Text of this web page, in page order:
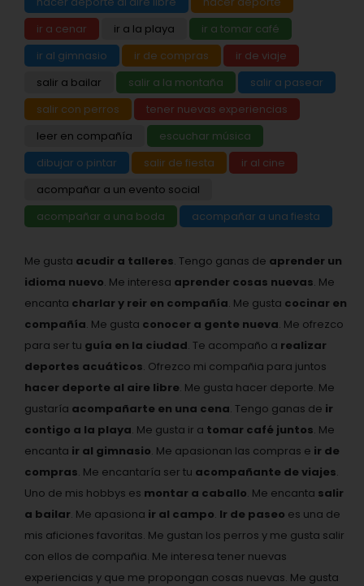
ir a cenar
ir a la playa
ir a tomar café
ir al gimnasio
ir de compras
ir de viaje
salir a bailar
salir a la montaña
salir a pasear
salir con perros
tener nuevas experiencias
leer en compañía
escuchar música
dibujar o pintar
salir de fiesta
ir al cine
acompañar a un evento social
acompañar a una boda
acompañar a una fiesta
Me gusta acudir a talleres. Tengo ganas de aprender un
idioma nuevo. Me interesa aprender cosas nuevas. Me
encanta charlar y reir en compañía. Me gusta cocinar en
compañía. Me gusta conocer a gente nueva. Me ofrezco
para ser tu guía en la ciudad. Te acompaño a realizar
deportes acuáticos. Ofrezco mi compañia para juntos
hacer deporte al aire libre. Me gusta hacer deporte. Me
gustaría acompañarte en una cena. Tengo ganas de ir
contigo a la playa. Me gusta ir a tomar café juntos. Me
encanta ir al gimnasio. Me apasionan las compras e ir de
compras. Me encantaría ser tu acompañante de viajes.
Uno de mis hobbys es montar a caballo. Me encanta salir
a bailar. Me apasiona ir al campo. Ir de paseo es una de
mis aficiones favoritas. Me gustan los perros y me gusta salir
con ellos de compañia. Me interesa tener nuevas
experiencias y que me propongan cosas nuevas. Me gusta